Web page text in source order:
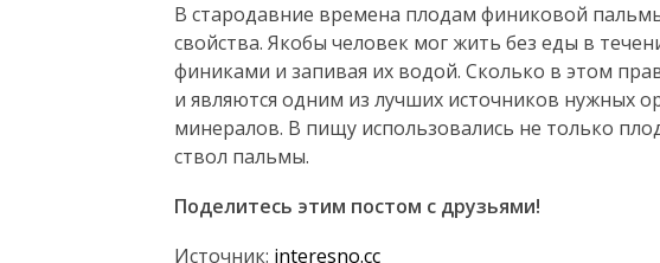
В стародавние времена плодам финиковой
свойства. Якобы человек мог жить без еды в
финиками и запивая их водой. Сколько в этом
и являются одним из лучших источников нужных
минералов. В пищу использовались не только
ствол пальмы.
Поделитесь этим постом с друзьями!
Источник: interesno.cc